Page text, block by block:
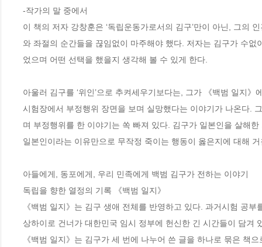
-작가의 말 중에서
이 책의 저자 강창훈은 ‘독립운동가로서의 김구’만이 아닌, 그의
와 좌절의 순간들을 끊임없이 마주해야 했다. 저자는 김구가 수
었으며 어떤 선택을 했을지 생각해 볼 수 있게 한다.
아울러 김구를 ‘위인’으로 추켜세우기보다는, 그가 《백범 일지
시험장에서 부정행위 장면을 보며 실망했다는 이야기가 나온다.
며 부정행위를 한 이야기는 쏙 빠져 있다. 김구가 일본인을 살해
일본인이라는 이유만으로 무작정 죽이는 행동이 옳은지에 대해
아들에게, 동포에게, 우리 민족에게 백범 김구가 전하는 이야기
독립을 향한 열정의 기록 《백범 일지》
《백범 일지》는 김구 생애 전체를 반영하고 있다. 과거시험 공
상하이로 건너가 대한민국 임시 정부에 헌신한 긴 시간들이 담겨
《백범 일지》는 김구가 세 번에 나누어 쓴 글을 하나로 묶은 책